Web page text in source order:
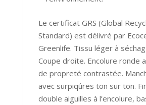
Le certificat GRS (Global
Standard) est délivré par
Greenlife. Tissu léger à
Coupe droite. Encolure ronde
de propreté contrastée.
avec surpiqûres ton sur ton.
double aiguilles à l’encolure,